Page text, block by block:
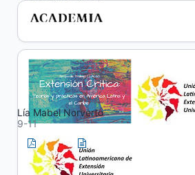
07-05
Presentación
Presentación
Lía Mabel Norverto
9-11
PDF HTML